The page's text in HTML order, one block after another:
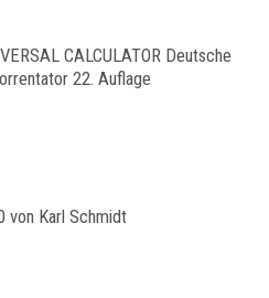
CALCULATOR Deutsche
22. Auflage
von Karl Schmidt